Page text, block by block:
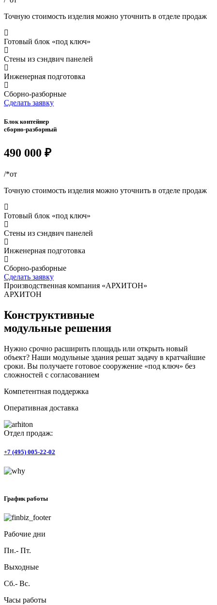
Точную стоимость изделия можно уточнить в отделе продаж
Готовый блок «под ключ»
Стены из сэндвич панелей
Инженерная подготовка
Сборно-разборные
Сделать заявку
Блок контейнер
сборно-разборный
490 000 ₽
/*от
Точную стоимость изделия можно уточнить в отделе продаж
Готовый блок «под ключ»
Стены из сэндвич панелей
Инженерная подготовка
Сборно-разборные
Сделать заявку
Производственная компания «АРХИТОН»
АРХИТОН
Конструктивные
модульные решения
Нужно срочно расширить площадь или открыть новый
объект? Наши модульные здания решат задачу в кратчайшие
сроки. Вы получаете готовое сооружение «под ключ» без
сложностей с согласованием
Компетентная поддержка
Оперативная доставка
Отдел продаж:
+7 (495) 005-22-02
График работы
Рабочие дни
Пн.- Пт.
Выходные
Сб.- Вс.
Часы работы